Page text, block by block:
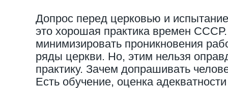
Допрос перед церковью и
это хорошая практика времен
минимизировать проникновения
ряды церкви. Но, этим нельзя
практику. Зачем допрашивать
Есть обучение, оценка